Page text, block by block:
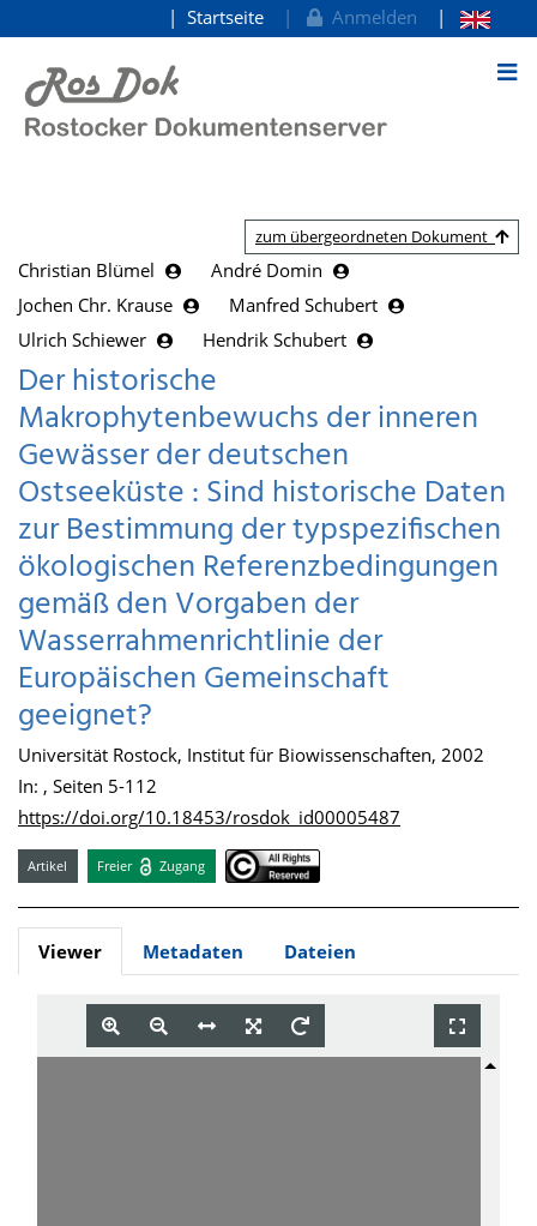
zum Inhalt
Startseite Anmelden
zum übergeordneten Dokument
Christian Blümel
André Domin
Jochen Chr. Krause
Manfred Schubert
Ulrich Schiewer
Hendrik Schubert
Der historische
Makrophytenbewuchs der inneren
Gewässer der deutschen
Ostseeküste : Sind historische Daten
zur Bestimmung der typspezifischen
ökologischen Referenzbedingungen
gemäß den Vorgaben der
Wasserrahmenrichtlinie der
Europäischen Gemeinschaft
geeignet?
Universität Rostock, Institut für Biowissenschaften, 2002
In: , Seiten 5-112
https://doi.org/10.18453/rosdok_id00005487
Artikel Freier Zugang
Viewer Metadaten Dateien